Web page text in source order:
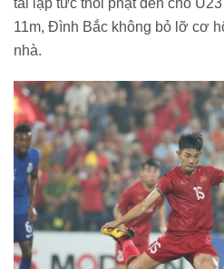
11m, Đình Bắc không bỏ lỡ cơ
nhà.